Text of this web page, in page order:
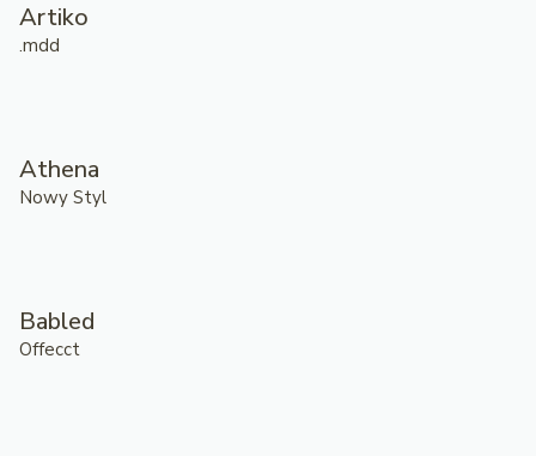
Artiko
.mdd
Athena
Nowy Styl
Babled
Offecct